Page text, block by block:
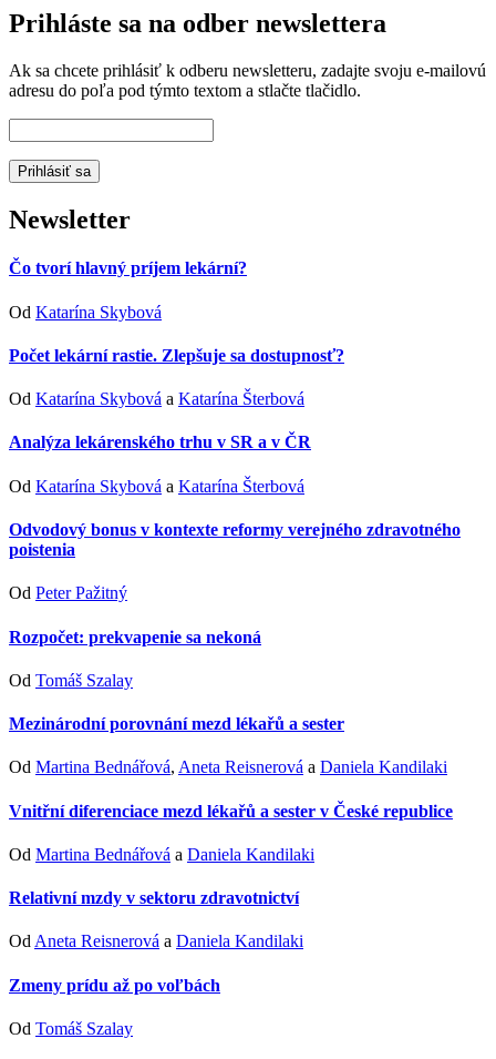
Prihláste sa na odber newslettera
Ak sa chcete prihlásiť k odberu newsletteru, zadajte svoju e-mailovú
adresu do poľa pod týmto textom a stlačte tlačidlo.
Newsletter
Čo tvorí hlavný príjem lekární?
Od Katarína Skybová
Počet lekární rastie. Zlepšuje sa dostupnosť?
Od Katarína Skybová a Katarína Šterbová
Analýza lekárenského trhu v SR a v ČR
Od Katarína Skybová a Katarína Šterbová
Odvodový bonus v kontexte reformy verejného zdravotného
poistenia
Od Peter Pažitný
Rozpočet: prekvapenie sa nekoná
Od Tomáš Szalay
Mezinárodní porovnání mezd lékařů a sester
Od Martina Bednářová, Aneta Reisnerová a Daniela Kandilaki
Vnitřní diferenciace mezd lékařů a sester v České republice
Od Martina Bednářová a Daniela Kandilaki
Relativní mzdy v sektoru zdravotnictví
OdAneta Reisnerová a Daniela Kandilaki
Zmeny prídu až po voľbách
Od Tomáš Szalay